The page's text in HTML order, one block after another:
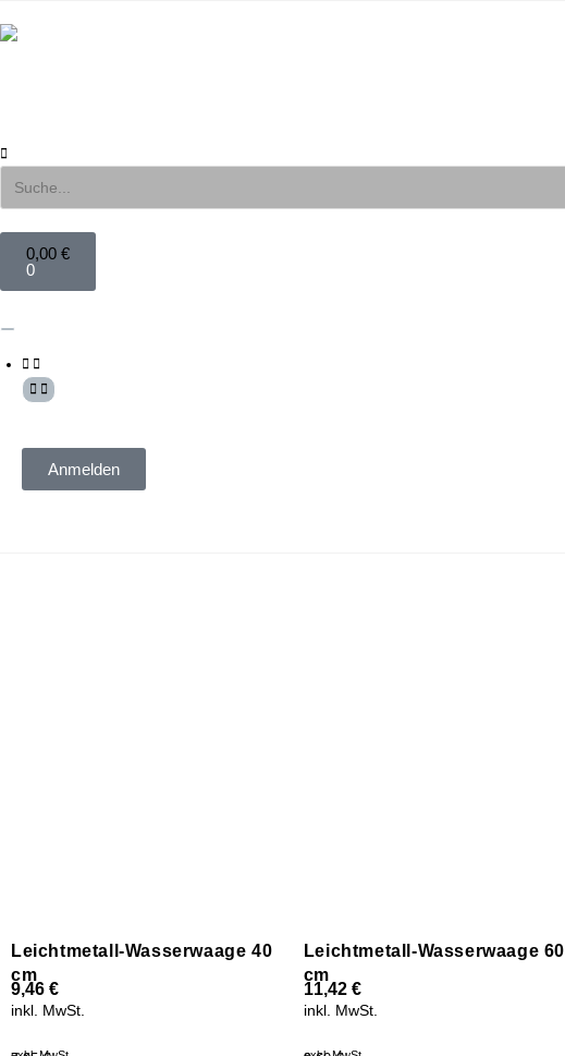
0,00 €
0
Anmelden
Leichtmetall-Wasserwaage 40
cm
9,46 €
inkl. MwSt.
Leichtmetall-Wasserwaage 60
cm
11,42 €
inkl. MwSt.